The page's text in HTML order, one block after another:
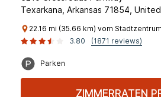
Texarkana, Arkansas 71854,
22.16 mi (35.66 km) vom
3.80
(1871 reviews)
Parken
ZIMMERRATEN